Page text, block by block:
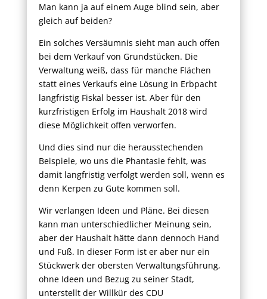
Man kann ja auf einem Auge blind sein, aber
gleich auf beiden?
Ein solches Versäumnis sieht man auch offen
bei dem Verkauf von Grundstücken. Die
Verwaltung weiß, dass für manche Flächen
statt eines Verkaufs eine Lösung in Erbpacht
langfristig Fiskal besser ist. Aber für den
kurzfristigen Erfolg im Haushalt 2018 wird
diese Möglichkeit offen verworfen.
Und dies sind nur die herausstechenden
Beispiele, wo uns die Phantasie fehlt, was
damit langfristig verfolgt werden soll, wenn es
denn Kerpen zu Gute kommen soll.
Wir verlangen Ideen und Pläne. Bei diesen
kann man unterschiedlicher Meinung sein,
aber der Haushalt hätte dann dennoch Hand
und Fuß. In dieser Form ist er aber nur ein
Stückwerk der obersten Verwaltungsführung,
ohne Ideen und Bezug zu seiner Stadt,
unterstellt der Willkür des CDU